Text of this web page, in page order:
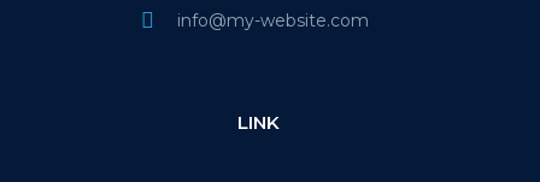
info@my-website.com
LINK